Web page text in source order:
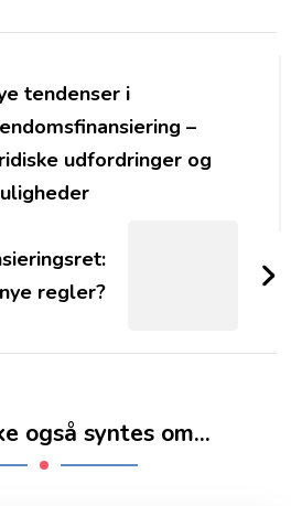
tendenser i
–
udfordringer og
regler?
også syntes om...